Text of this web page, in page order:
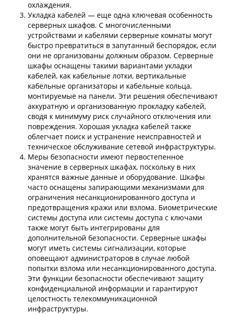
охлаждения.
Укладка кабелей — еще одна ключевая особенность
серверных шкафов. С многочисленными
устройствами и кабелями серверные комнаты могут
быстро превратиться в запутанный беспорядок, если
они не организованы должным образом. Серверные
шкафы оснащены такими вариантами укладки
кабелей, как кабельные лотки, вертикальные
кабельные организаторы и кабельные кольца,
монтируемые на панели. Эти решения обеспечивают
аккуратную и организованную прокладку кабелей,
сводя к минимуму риск случайного отключения или
повреждения. Хорошая укладка кабелей также
облегчает поиск и устранение неисправностей и
техническое обслуживание сетевой инфраструктуры.
Меры безопасности имеют первостепенное
значение в серверных шкафах, поскольку в них
хранятся важные данные и оборудование. Шкафы
часто оснащены запирающими механизмами для
ограничения несанкционированного доступа и
предотвращения кражи или взлома. Биометрические
системы доступа или системы доступа с ключами
также могут быть интегрированы для
дополнительной безопасности. Серверные шкафы
могут иметь системы сигнализации, которые
оповещают администраторов в случае любой
попытки взлома или несанкционированного доступа.
Эти функции безопасности обеспечивают защиту
конфиденциальной информации и гарантируют
целостность телекоммуникационной
инфраструктуры.